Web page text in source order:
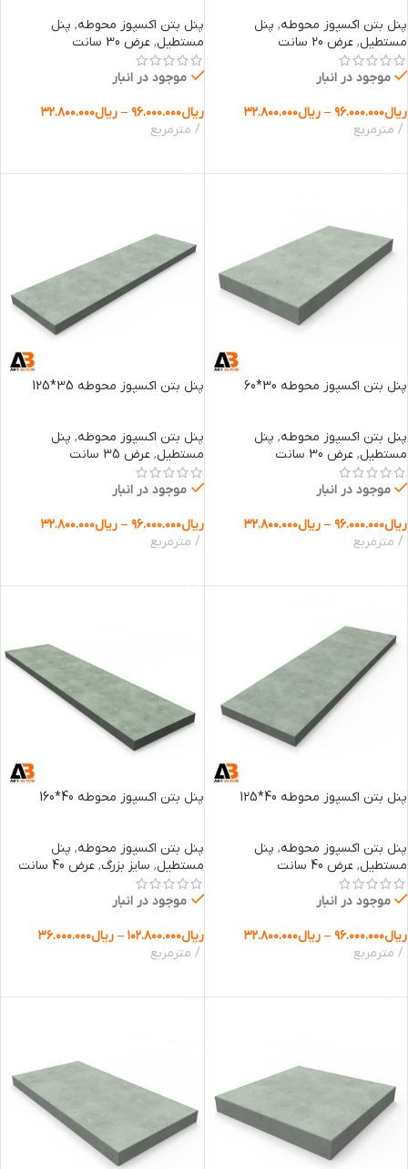
پنل بتن اکسپوز محوطه, پنل
مستطیل, عرض 20 سانت
موجود در انبار
ریال۹۶.۰۰۰.۰۰۰ – ریال۳۲.۸۰۰.۰۰۰
مترمربع
پنل بتن اکسپوز محوطه, پنل
مستطیل, عرض 30 سانت
موجود در انبار
ریال۹۶.۰۰۰.۰۰۰ – ریال۳۲.۸۰۰.۰۰۰
مترمربع
پنل بتن اکسپوز محوطه 30*60
پنل بتن اکسپوز محوطه, پنل
مستطیل, عرض 30 سانت
موجود در انبار
ریال۹۶.۰۰۰.۰۰۰ – ریال۳۲.۸۰۰.۰۰۰
مترمربع
پنل بتن اکسپوز محوطه 35*125
پنل بتن اکسپوز محوطه, پنل
مستطیل, عرض 35 سانت
موجود در انبار
ریال۹۶.۰۰۰.۰۰۰ – ریال۳۲.۸۰۰.۰۰۰
مترمربع
پنل بتن اکسپوز محوطه 40*125
پنل بتن اکسپوز محوطه, پنل
مستطیل, عرض 40 سانت
موجود در انبار
ریال۹۶.۰۰۰.۰۰۰ – ریال۳۲.۸۰۰.۰۰۰
مترمربع
پنل بتن اکسپوز محوطه 40*160
پنل بتن اکسپوز محوطه, پنل
مستطیل, سایز بزرگ, عرض 40 سانت
موجود در انبار
ریال۱۰۲.۸۰۰.۰۰۰ – ریال۳۶.۰۰۰.۰۰۰
مترمربع